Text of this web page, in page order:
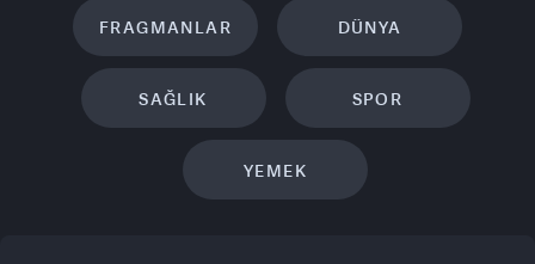
FRAGMANLAR DÜNYA
SAĞLIK SPOR
YEMEK